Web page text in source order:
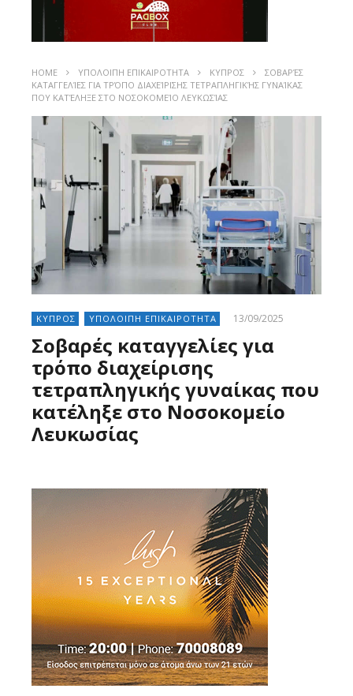
HOME ΥΠΟΛΟΙΠΗ ΕΠΙΚΑΙΡΟΤΗΤΑ ΚΥΠΡΟΣ
ΣΟΒΑΡΈΣ
ΚΑΤΑΓΓΕΛΊΕΣ ΓΙΑ ΤΡΌΠΟ ΔΙΑΧΕΊΡΙΣΗΣ ΤΕΤΡΑΠΛΗΓΙΚΉΣ ΓΥΝΑΊΚΑΣ
ΠΟΥ ΚΑΤΈΛΗΞΕ ΣΤΟ ΝΟΣΟΚΟΜΕΊΟ ΛΕΥΚΩΣΊΑΣ
ΚΥΠΡΟΣ ΥΠΟΛΟΙΠΗ ΕΠΙΚΑΙΡΟΤΗΤΑ 13/09/2025
Σοβαρές καταγγελίες για
τρόπο διαχείρισης
τετραπληγικής γυναίκας που
κατέληξε στο Νοσοκομείο
Λευκωσίας